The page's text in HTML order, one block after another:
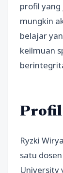
profil yang
mungkin
belajar
keilmuan
Profil
Ryzki
satu
University